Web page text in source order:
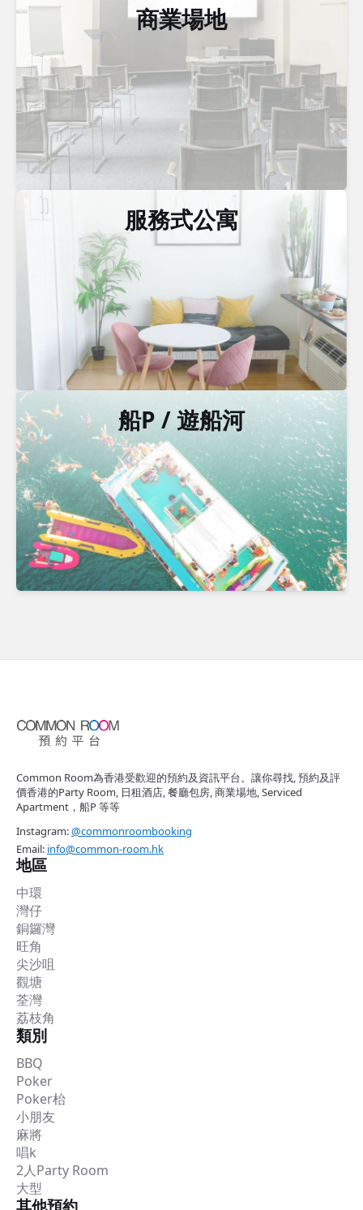
商業場地
服務式公寓
船P / 遊船河
Common Room為香港受歡迎的預約及資訊平台。讓你尋找, 預約及評
價香港的Party Room, 日租酒店, 餐廳包房, 商業場地, Serviced
Apartment，船P 等等
Instagram:@commonroombooking
Email: info@common-room.hk
地區
中環
灣仔
銅鑼灣
旺角
尖沙咀
觀塘
荃灣
荔枝角
類別
BBQ
Poker
Poker枱
小朋友
麻將
唱k
2人Party Room
大型